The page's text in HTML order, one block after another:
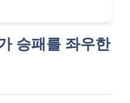
승패를 좌우한